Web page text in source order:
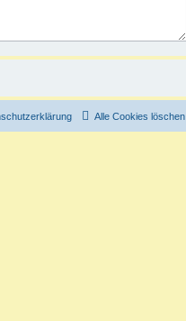
Alle Cookies löschen